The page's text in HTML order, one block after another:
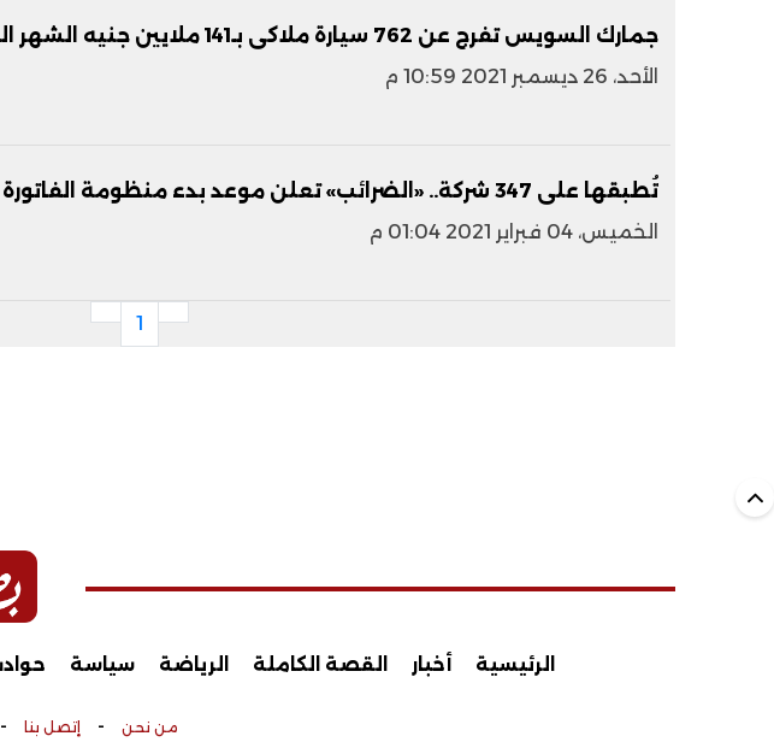
جمارك السويس تفرج عن 762 سيارة ملاكى بـ141 ملايين جنيه الشهر الماضي
الأحد، 26 ديسمبر 2021 10:59 م
تُطبقها على 347 شركة.. «الضرائب» تعلن موعد بدء منظومة الفاتورة الإلكترونية
الخميس، 04 فبراير 2021 01:04 م
1
الرئيسية أخبار القصة الكاملة الرياضة سياسة
من نحن - إتصل بنا -